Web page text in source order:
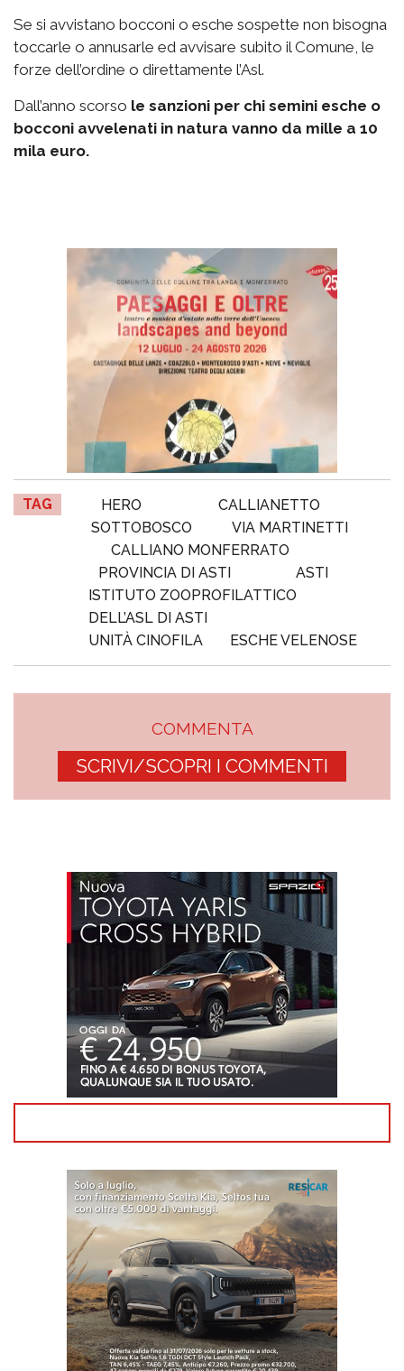
Se si avvistano bocconi o esche sospette non bisogna
toccarle o annusarle ed avvisare subito il Comune, le
forze dell’ordine o direttamente l’Asl.
Dall’anno scorso le sanzioni per chi semini esche o
bocconi avvelenati in natura vanno da mille a 10
mila euro.
TAG HERO
CALLIANETTO
SOTTOBOSCO
VIA MARTINETTI
CALLIANO MONFERRATO
PROVINCIA DI ASTI
ASTI
ISTITUTO ZOOPROFILATTICO
DELL’ASL DI ASTI
UNITÀ CINOFILA
ESCHE VELENOSE
COMMENTA
SCRIVI/SCOPRI I COMMENTI